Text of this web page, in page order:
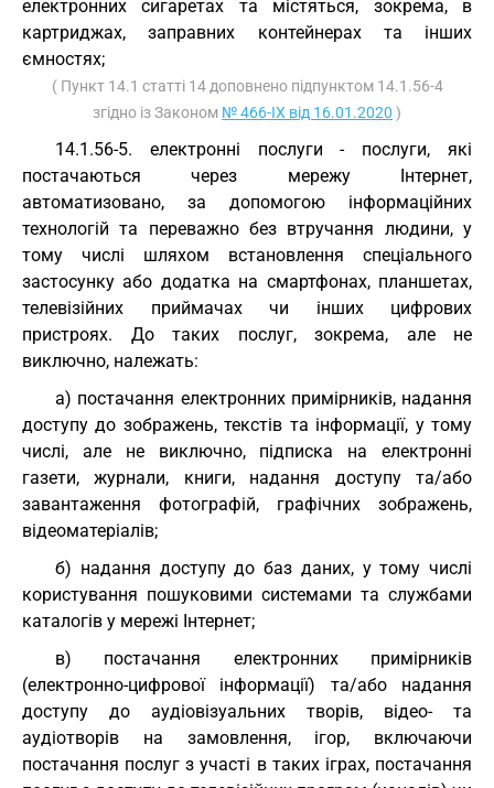
електронних сигаретах та містяться, зокрема, в
картриджах, заправних контейнерах та інших
ємностях;
( Пункт 14.1 статті 14 доповнено підпунктом 14.1.56-4
згідно із Законом № 466-IX від 16.01.2020 )
14.1.56-5. електронні послуги - послуги, які
постачаються через мережу Інтернет,
автоматизовано, за допомогою інформаційних
технологій та переважно без втручання людини, у
тому числі шляхом встановлення спеціального
застосунку або додатка на смартфонах, планшетах,
телевізійних приймачах чи інших цифрових
пристроях. До таких послуг, зокрема, але не
виключно, належать:
а) постачання електронних примірників, надання
доступу до зображень, текстів та інформації, у тому
числі, але не виключно, підписка на електронні
газети, журнали, книги, надання доступу та/або
завантаження фотографій, графічних зображень,
відеоматеріалів;
б) надання доступу до баз даних, у тому числі
користування пошуковими системами та службами
каталогів у мережі Інтернет;
в) постачання електронних примірників
(електронно-цифрової інформації) та/або надання
доступу до аудіовізуальних творів, відео- та
аудіотворів на замовлення, ігор, включаючи
постачання послуг з участі в таких іграх, постачання